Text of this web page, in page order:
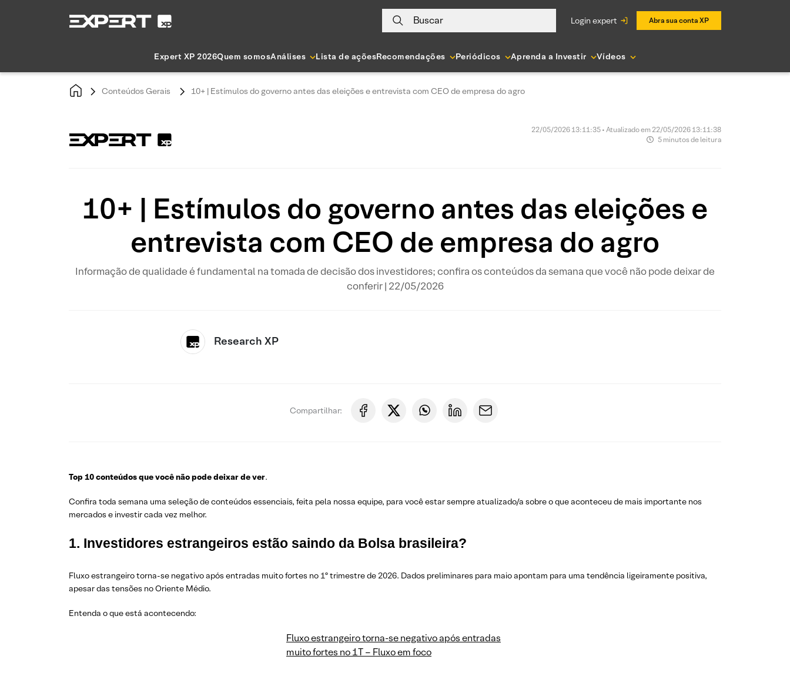
Buscar login expert Abra sua conta XP
Expert XP 2026Quem somosAnálises Lista de açõesRecomendações Periódicos Aprenda a Investir Vídeos
Conteúdos Gerais 10+ | Estímulos do governo antes das eleições e entrevista com CEO de empresa do agro
22/05/2026 13:11:35 • Atualizado em 22/05/2026 13:11:38
5 minutos de leitura
10+ | Estímulos do governo antes das eleições e
entrevista com CEO de empresa do agro
Informação de qualidade é fundamental na tomada de decisão dos investidores; confira os conteúdos da semana que você não pode deixar de
conferir | 22/05/2026
Research XP
Compartilhar:
Top 10 conteúdos que você não pode deixar de ver.
Confira toda semana uma seleção de conteúdos essenciais, feita pela nossa equipe, para você estar sempre atualizado/a sobre o que aconteceu de mais importante nos
mercados e investir cada vez melhor.
1. Investidores estrangeiros estão saindo da Bolsa brasileira?
Fluxo estrangeiro torna-se negativo após entradas muito fortes no 1º trimestre de 2026. Dados preliminares para maio apontam para uma tendência ligeiramente positiva,
apesar das tensões no Oriente Médio.
Entenda o que está acontecendo:
Fluxo estrangeiro torna-se negativo após entradas
muito fortes no 1T – Fluxo em foco